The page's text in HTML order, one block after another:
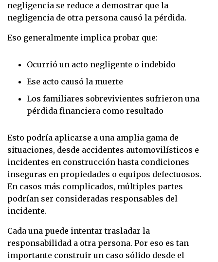
negligencia se reduce a demostrar que la
negligencia de otra persona causó la pérdida.
Eso generalmente implica probar que:
Ocurrió un acto negligente o indebido
Ese acto causó la muerte
Los familiares sobrevivientes sufrieron una
pérdida financiera como resultado
Esto podría aplicarse a una amplia gama de
situaciones, desde accidentes automovilísticos e
incidentes en construcción hasta condiciones
inseguras en propiedades o equipos defectuosos.
En casos más complicados, múltiples partes
podrían ser consideradas responsables del
incidente.
Cada una puede intentar trasladar la
responsabilidad a otra persona. Por eso es tan
importante construir un caso sólido desde el